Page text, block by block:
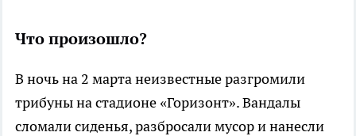
Что произошло?
В ночь на 2 марта неизвестные разгромили
трибуны на стадионе «Горизонт». Вандалы
сломали сиденья, разбросали мусор и нанесли